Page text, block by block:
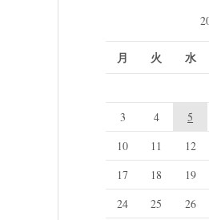
月 火 水
3
4 5
10
11 12
17
18 19
24
25 26